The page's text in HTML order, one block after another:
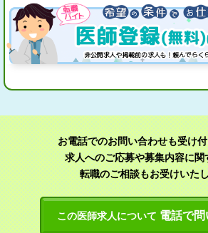
お電話でのお問い合わせも受け
求人へのご応募や募集内容に関
転職のご相談もお受けいた
この医師求人について 電話で